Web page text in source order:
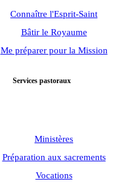
Connaître l'Esprit-Saint
Bâtir le Royaume
Me préparer pour la Mission
Services pastoraux
Ministères
Préparation aux sacrements
Vocations